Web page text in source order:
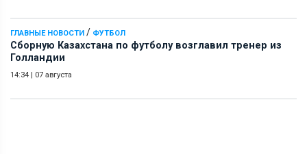
ГЛАВНЫЕ НОВОСТИ / ФУТБОЛ
Сборную Казахстана по футболу возглавил тренер из
Голландии
14:34 | 07 августа